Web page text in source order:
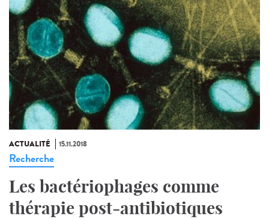
ACTUALITÉ 15.11.2018
Recherche
Les bactériophages comme
thérapie post-antibiotiques